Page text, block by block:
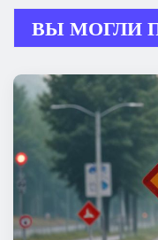
ВЫ МОГЛИ